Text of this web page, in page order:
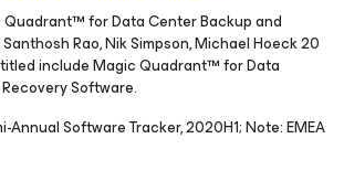
for Data Center Backup and
Rao, Nik Simpson, Michael Hoeck 20
include Magic Quadrant™ for Data
Software.
Annual Software Tracker, 2020H1; Note: EMEA